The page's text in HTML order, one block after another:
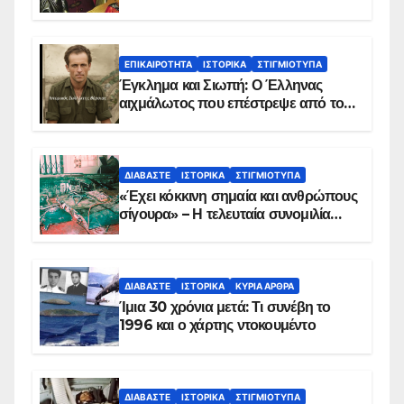
ΕΠΙΚΑΙΡΌΤΗΤΑ ΙΣΤΟΡΙΚΆ ΣΤΙΓΜΙΌΤΥΠΑ
Έγκλημα και Σιωπή: Ο Έλληνας
αιχμάλωτος που επέστρεψε από το
ΔΙΑΒΆΣΤΕ ΙΣΤΟΡΙΚΆ ΣΤΙΓΜΙΌΤΥΠΑ
«Έχει κόκκινη σημαία και ανθρώπους
σίγουρα» – Η τελευταία συνομιλία
ΔΙΑΒΆΣΤΕ ΙΣΤΟΡΙΚΆ ΚΥΡΙΑ ΑΡΘΡΑ
Ίμια 30 χρόνια μετά: Τι συνέβη το
1996 και ο χάρτης ντοκουμέντο
ΔΙΑΒΆΣΤΕ ΙΣΤΟΡΙΚΆ ΣΤΙΓΜΙΌΤΥΠΑ